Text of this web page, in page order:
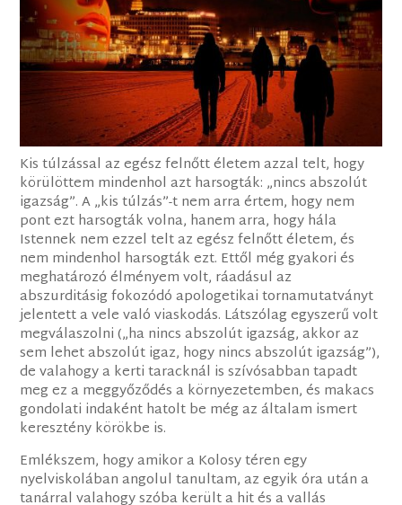
Kis túlzással az egész felnőtt életem azzal telt, hogy
körülöttem mindenhol azt harsogták: „nincs abszolút
igazság”. A „kis túlzás”-t nem arra értem, hogy nem
pont ezt harsogták volna, hanem arra, hogy hála
Istennek nem ezzel telt az egész felnőtt életem, és
nem mindenhol harsogták ezt. Ettől még gyakori és
meghatározó élményem volt, ráadásul az
abszurditásig fokozódó apologetikai tornamutatványt
jelentett a vele való viaskodás. Látszólag egyszerű volt
megválaszolni („ha nincs abszolút igazság, akkor az
sem lehet abszolút igaz, hogy nincs abszolút igazság”),
de valahogy a kerti taracknál is szívósabban tapadt
meg ez a meggyőződés a környezetemben, és makacs
gondolati indaként hatolt be még az általam ismert
keresztény körökbe is.
Emlékszem, hogy amikor a Kolosy téren egy
nyelviskolában angolul tanultam, az egyik óra után a
tanárral valahogy szóba került a hit és a vallás